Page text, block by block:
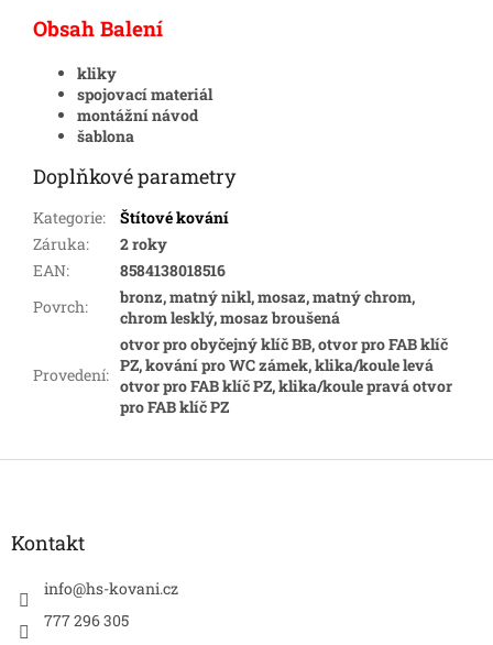
Obsah Balení
kliky
spojovací materiál
montážní návod
šablona
Doplňkové parametry
Kategorie:
Štítové kování
Záruka:
2 roky
EAN:
8584138018516
Povrch:
bronz, matný nikl, mosaz, matný chrom,
chrom lesklý, mosaz broušená
Provedení:
otvor pro obyčejný klíč BB, otvor pro FAB klíč
PZ, kování pro WC zámek, klika/koule levá
otvor pro FAB klíč PZ, klika/koule pravá otvor
pro FAB klíč PZ
Z
Kontakt
info@hs-kovani.cz
777 296 305